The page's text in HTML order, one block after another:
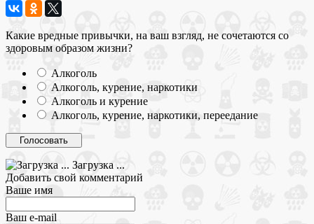
Какие вредные привычки, на ваш взгляд, не сочетаются со
здоровым образом жизни?
Алкоголь
Алкоголь, курение, наркотики
Алкоголь и курение
Алкоголь, курение, наркотики, переедание
Загрузка ...
Добавить свой комментарий
Ваше имя
Ваш e-mail